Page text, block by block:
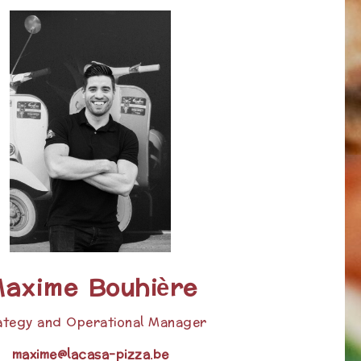
Bouhière
and Operational Manager
maxime@lacasa-pizza.be